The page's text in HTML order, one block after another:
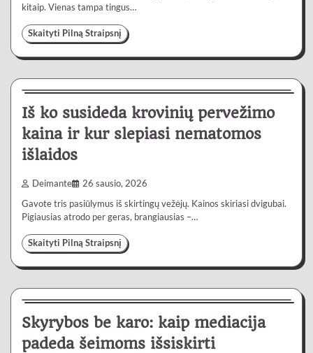
kitaip. Vienas tampa tingus…
Skaityti Pilną Straipsnį
5 min
Paslaugos
Iš ko susideda krovinių pervežimo
kaina ir kur slepiasi nematomos
išlaidos
Deimante 26 sausio, 2026
Gavote tris pasiūlymus iš skirtingų vežėjų. Kainos skiriasi dvigubai.
Pigiausias atrodo per geras, brangiausias –…
Skaityti Pilną Straipsnį
Skyrybos be karo: kaip mediacija
padeda šeimoms išsiskirti